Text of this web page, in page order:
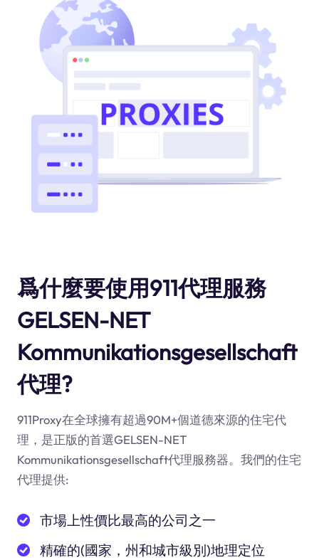
爲什麼要使用911代理服務
GELSEN-NET
Kommunikationsgesellschaft
代理?
911Proxy在全球擁有超過90M+個道德來源的住宅代
理，是正版的首選GELSEN-NET
Kommunikationsgesellschaft代理服務器。我們的住宅
代理提供:
市場上性價比最高的公司之一
精確的(國家，州和城市級別)地理定位